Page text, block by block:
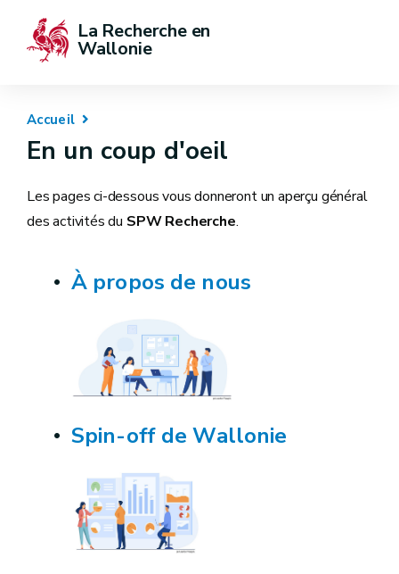
La Recherche en
Wallonie
Accueil
En un coup d'oeil
Les pages ci-dessous vous donneront un aperçu général
des activités du SPW Recherche.
À propos de nous
Spin-off de Wallonie